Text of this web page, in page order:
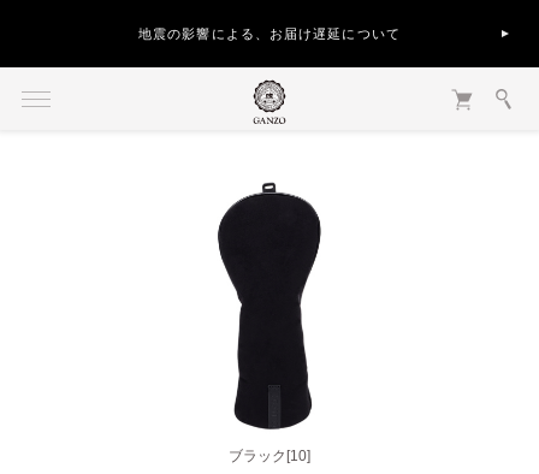
地震の影響による、お届け遅延について
ブラック[10]
グレー[20]